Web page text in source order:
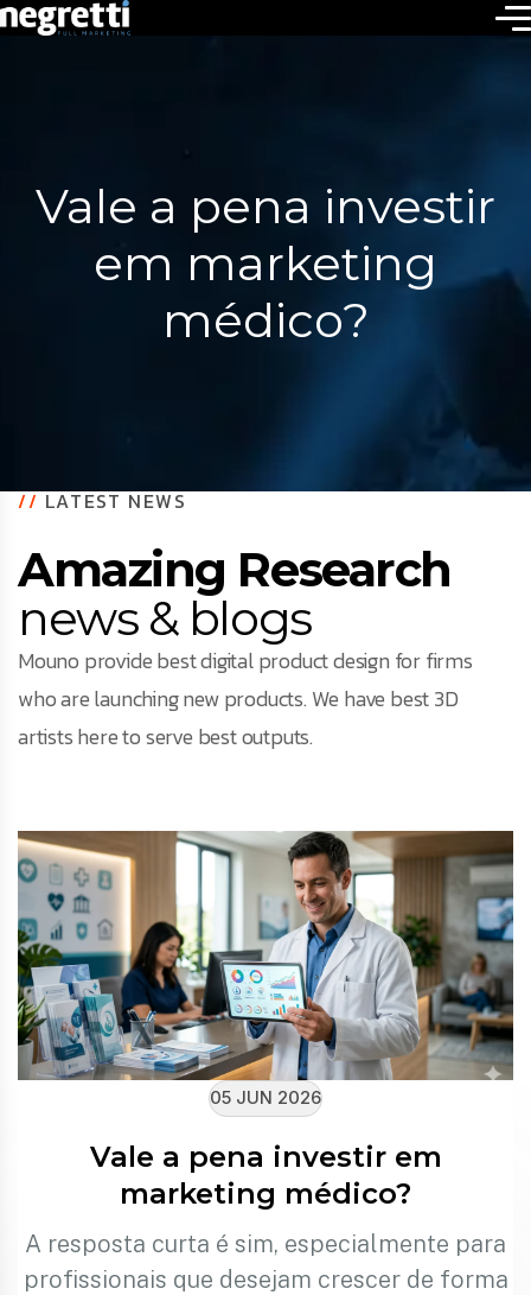
Vale a pena investir
em marketing
médico?
//LATEST NEWS
Amazing Research
news & blogs
Mouno provide best digital product design for firms
who are launching new products. We have best 3D
artists here to serve best outputs.
05 JUN 2026
Vale a pena investir em
marketing médico?
A resposta curta é sim, especialmente para
profissionais que desejam crescer de forma